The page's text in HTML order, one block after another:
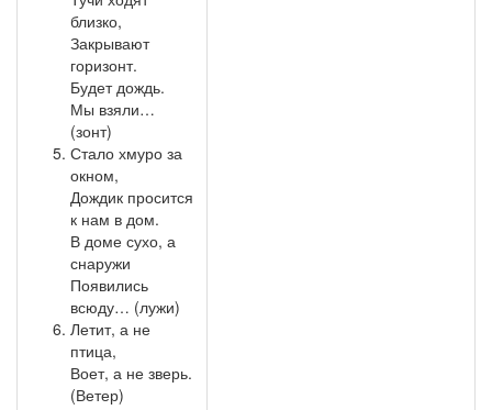
близко,
Закрывают
горизонт.
Будет дождь.
Мы взяли…
(зонт)
Стало хмуро за
окном,
Дождик просится
к нам в дом.
В доме сухо, а
снаружи
Появились
всюду… (лужи)
Летит, а не
птица,
Воет, а не зверь.
(Ветер)